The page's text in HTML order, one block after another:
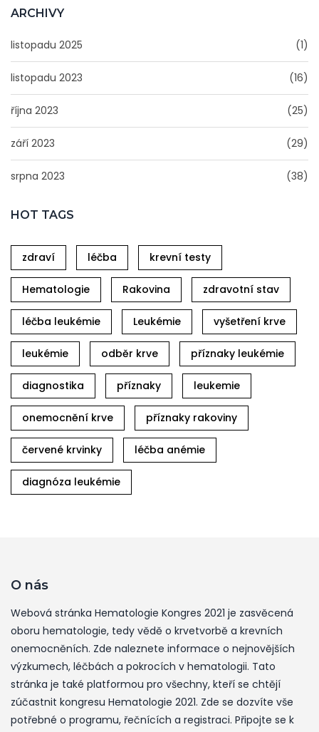
ARCHIVY
listopadu 2025 (1)
listopadu 2023 (16)
října 2023 (25)
září 2023 (29)
srpna 2023 (38)
HOT TAGS
zdraví léčba krevní testy
Hematologie Rakovina zdravotní stav
léčba leukémie Leukémie vyšetření krve
leukémie odběr krve příznaky leukémie
diagnostika příznaky leukemie
onemocnění krve příznaky rakoviny
červené krvinky léčba anémie
diagnóza leukémie
O nás
Webová stránka Hematologie Kongres 2021 je zasvěcená
oboru hematologie, tedy vědě o krvetvorbě a krevních
onemocněních. Zde naleznete informace o nejnovějších
výzkumech, léčbách a pokrocích v hematologii. Tato
stránka je také platformou pro všechny, kteří se chtějí
zúčastnit kongresu Hematologie 2021. Zde se dozvíte vše
potřebné o programu, řečnících a registraci. Připojte se k